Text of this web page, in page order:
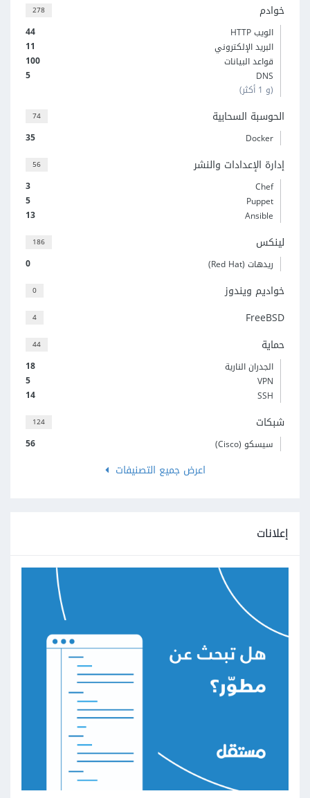
278 خوادم
44
الويب HTTP
11
البريد الإلكتروني
100
قواعد البيانات
5
DNS
(و 1 أكثر)
74 الحوسبة السحابية
35 Docker
56 إدارة الإعدادات والنشر
3
Chef
5
Puppet
13
Ansible
186 لينكس
0 ريدهات (Red Hat)
0 خواديم ويندوز
4 FreeBSD
44 حماية
18
الجدران النارية
5
VPN
14
SSH
124 شبكات
56 سيسكو (Cisco)
اعرض جميع التصنيفات
إعلانات